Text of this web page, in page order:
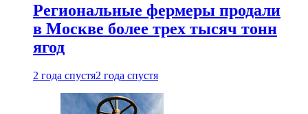
Региональные фермеры продали
в Москве более трех тысяч тонн
ягод
2 года спустя2 года спустя